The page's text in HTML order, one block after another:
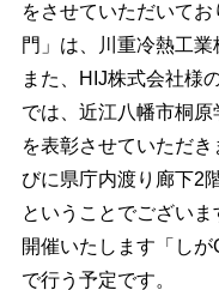
をさせていただいて
門」は、川重冷熱工業
また、HIJ株式会社様
では、近江八幡市桐
を表彰させていただ
びに県庁内渡り廊下2
ということでござい
開催いたします「し
で行う予定です。